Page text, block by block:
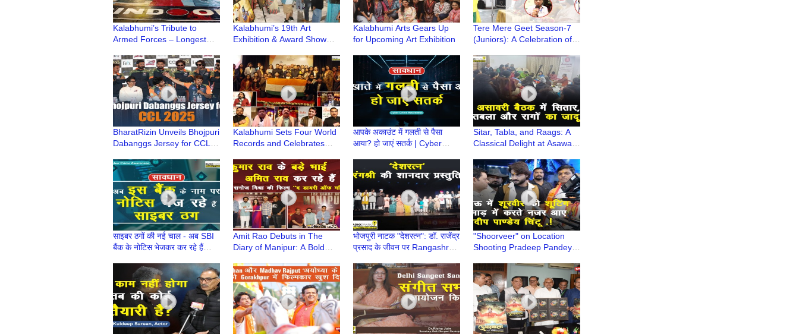
Kalabhumi’s Tribute to
Armed Forces – Longest
Attempt
Kalabhumi’s 19th Art
Exhibition & Award Show
Dwarka
Kalabhumi Arts Gears Up
for Upcoming Art Exhibition
Tere Mere Geet Season-7
(Juniors): A Celebration of
Association
BharatRizin Unveils Bhojpuri
Dabanggs Jersey for CCL
February 8
Kalabhumi Sets Four World
Records and Celebrates
India'
आपके अकाउंट में गलती से पैसा
आया? हो जाएं सतर्क | Cyber
Sitar, Tabla, and Raags: A
Classical Delight at Asawari
साइबर ठगों की नई चाल - अब SBI
बैंक के नोटिस भेजकर कर रहे हैं
Awareness
Amit Rao Debuts in The
Diary of Manipur: A Bold
Violence
भोजपुरी नाटक "देशरत्न": डॉ. राजेंद्र
प्रसाद के जीवन पर Rangashree
"Shoorveer" on Location
Shooting Pradeep Pandey
Shivram Rakesh Deva
Pandey